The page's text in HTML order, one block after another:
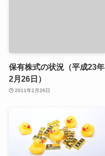
保有株式の状況（平成23年
2月26日）
2011年2月26日